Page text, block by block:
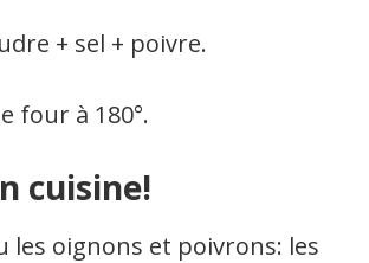
+ sel + poivre.
four à 180°.
cuisine!
les oignons et poivrons: les